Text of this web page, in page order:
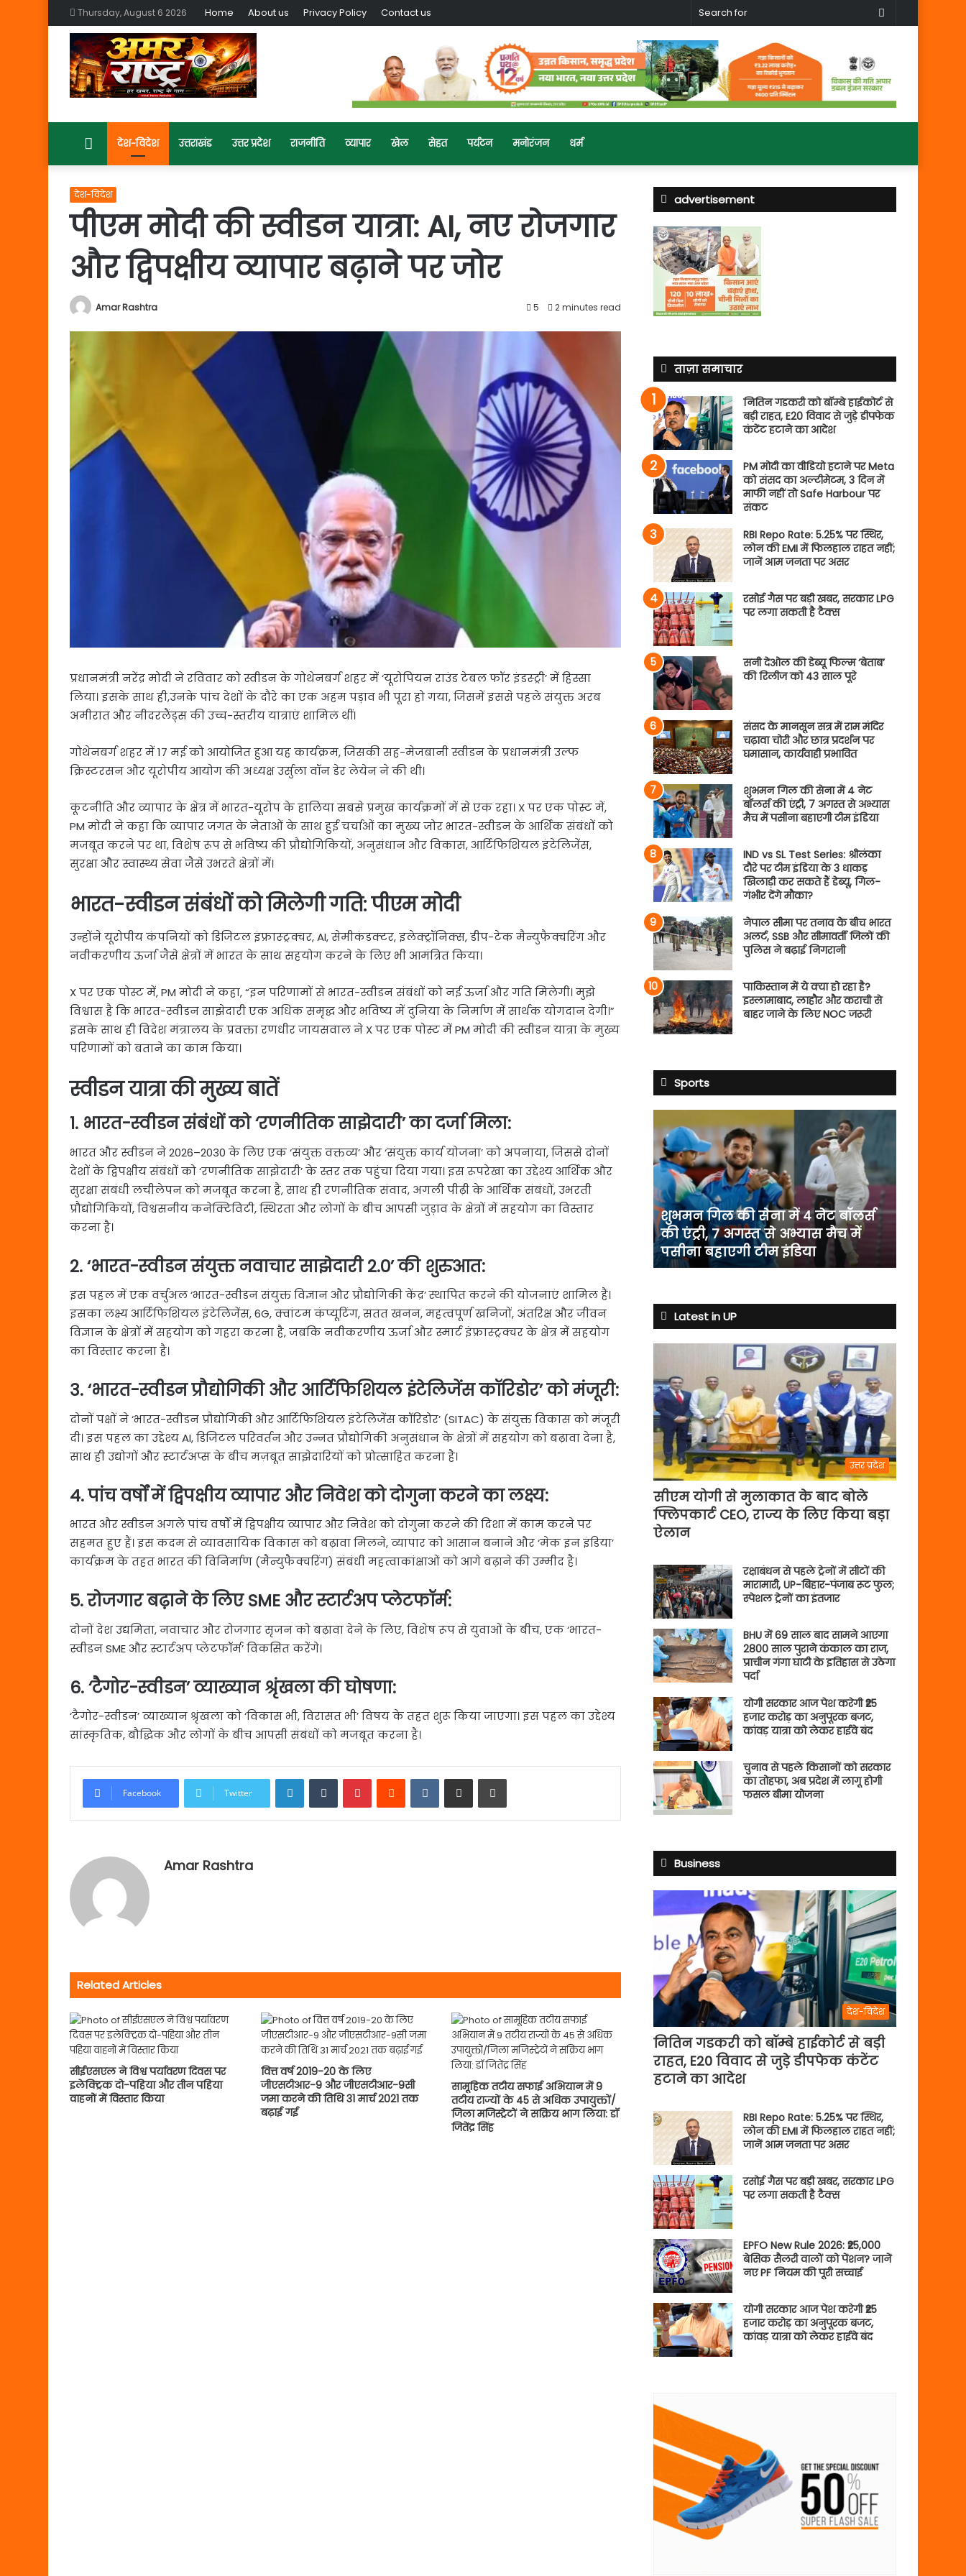
Thursday, August 6 2026 Home About us Privacy Policy Contact us
Search
Homeदेश-विदेश उत्तराखंड उत्तर प्रदेश राजनीति व्यापार खेल सेहत पर्यटन मनोरंजन धर्म
देश-विदेश
पीएम मोदी की स्वीडन यात्रा: AI, नए रोजगार
और द्विपक्षीय व्यापार बढ़ाने पर जोर
Amar Rashtra 5 2 minutes read
प्रधानमंत्री नरेंद्र मोदी ने रविवार को स्वीडन के गोथेनबर्ग शहर में ‘यूरोपियन राउंड टेबल फॉर इंडस्ट्री’ में हिस्सा
लिया। इसके साथ ही,उनके पांच देशों के दौरे का एक अहम पड़ाव भी पूरा हो गया, जिसमें इससे पहले संयुक्त अरब
अमीरात और नीदरलैंड्स की उच्च-स्तरीय यात्राएं शामिल थीं।
गोथेनबर्ग शहर में 17 मई को आयोजित हुआ यह कार्यक्रम, जिसकी सह-मेजबानी स्वीडन के प्रधानमंत्री उल्फ
क्रिस्टरसन और यूरोपीय आयोग की अध्यक्ष उर्सुला वॉन डेर लेयेन ने की थी।
कूटनीति और व्यापार के क्षेत्र में भारत-यूरोप के हालिया सबसे प्रमुख कार्यक्रमों में से एक रहा। X पर एक पोस्ट में,
PM मोदी ने कहा कि व्यापार जगत के नेताओं के साथ हुई चर्चाओं का मुख्य जोर भारत-स्वीडन के आर्थिक संबंधों को
मजबूत करने पर था, विशेष रूप से भविष्य की प्रौद्योगिकियों, अनुसंधान और विकास, आर्टिफिशियल इंटेलिजेंस,
सुरक्षा और स्वास्थ्य सेवा जैसे उभरते क्षेत्रों में।
भारत-स्वीडन संबंधों को मिलेगी गति: पीएम मोदी
उन्होंने यूरोपीय कंपनियों को डिजिटल इंफ्रास्ट्रक्चर, AI, सेमीकंडक्टर, इलेक्ट्रॉनिक्स, डीप-टेक मैन्युफैक्चरिंग और
नवीकरणीय ऊर्जा जैसे क्षेत्रों में भारत के साथ सहयोग करने के लिए भी आमंत्रित किया।
X पर एक पोस्ट में, PM मोदी ने कहा, “इन परिणामों से भारत-स्वीडन संबंधों को नई ऊर्जा और गति मिलेगी। मुझे
विश्वास है कि भारत-स्वीडन साझेदारी एक अधिक समृद्ध और भविष्य में दुनिया के निर्माण में सार्थक योगदान देगी।”
इसके साथ ही विदेश मंत्रालय के प्रवक्ता रणधीर जायसवाल ने X पर एक पोस्ट में PM मोदी की स्वीडन यात्रा के मुख्य
परिणामों को बताने का काम किया।
स्वीडन यात्रा की मुख्य बातें
1. भारत-स्वीडन संबंधों को ‘रणनीतिक साझेदारी’ का दर्जा मिला:
भारत और स्वीडन ने 2026–2030 के लिए एक ‘संयुक्त वक्तव्य’ और ‘संयुक्त कार्य योजना’ को अपनाया, जिससे दोनों
देशों के द्विपक्षीय संबंधों को ‘रणनीतिक साझेदारी’ के स्तर तक पहुंचा दिया गया। इस रूपरेखा का उद्देश्य आर्थिक और
सुरक्षा संबंधी लचीलेपन को मजबूत करना है, साथ ही रणनीतिक संवाद, अगली पीढ़ी के आर्थिक संबंधों, उभरती
प्रौद्योगिकियों, विश्वसनीय कनेक्टिविटी, स्थिरता और लोगों के बीच आपसी जुड़ाव के क्षेत्रों में सहयोग का विस्तार
करना है।
2. ‘भारत-स्वीडन संयुक्त नवाचार साझेदारी 2.0’ की शुरुआत:
इस पहल में एक वर्चुअल ‘भारत-स्वीडन संयुक्त विज्ञान और प्रौद्योगिकी केंद्र’ स्थापित करने की योजनाएं शामिल हैं।
इसका लक्ष्य आर्टिफिशियल इंटेलिजेंस, 6G, क्वांटम कंप्यूटिंग, सतत खनन, महत्वपूर्ण खनिजों, अंतरिक्ष और जीवन
विज्ञान के क्षेत्रों में सहयोग को गहरा करना है, जबकि नवीकरणीय ऊर्जा और स्मार्ट इंफ्रास्ट्रक्चर के क्षेत्र में सहयोग
का विस्तार करना है।
3. ‘भारत-स्वीडन प्रौद्योगिकी और आर्टिफिशियल इंटेलिजेंस कॉरिडोर’ को मंजूरी:
दोनों पक्षों ने ‘भारत-स्वीडन प्रौद्योगिकी और आर्टिफिशियल इंटेलिजेंस कॉरिडोर’ (SITAC) के संयुक्त विकास को मंजूरी
दी। इस पहल का उद्देश्य AI, डिजिटल परिवर्तन और उन्नत प्रौद्योगिकी अनुसंधान के क्षेत्रों में सहयोग को बढ़ावा देना है,
साथ ही उद्योगों और स्टार्टअप्स के बीच मज़बूत साझेदारियों को प्रोत्साहित करना है।
4. पांच वर्षों में द्विपक्षीय व्यापार और निवेश को दोगुना करने का लक्ष्य:
भारत और स्वीडन अगले पांच वर्षों में द्विपक्षीय व्यापार और निवेश को दोगुना करने की दिशा में काम करने पर
सहमत हुए हैं। इस कदम से व्यावसायिक विकास को बढ़ावा मिलने, व्यापार को आसान बनाने और ‘मेक इन इंडिया’
कार्यक्रम के तहत भारत की विनिर्माण (मैन्युफैक्चरिंग) संबंधी महत्वाकांक्षाओं को आगे बढ़ाने की उम्मीद है।
5. रोजगार बढ़ाने के लिए SME और स्टार्टअप प्लेटफॉर्म:
दोनों देश उद्यमिता, नवाचार और रोजगार सृजन को बढ़ावा देने के लिए, विशेष रूप से युवाओं के बीच, एक ‘भारत-
स्वीडन SME और स्टार्टअप प्लेटफॉर्म’ विकसित करेंगे।
6. ‘टैगोर-स्वीडन’ व्याख्यान श्रृंखला की घोषणा:
‘टैगोर-स्वीडन’ व्याख्यान श्रृंखला को ‘विकास भी, विरासत भी’ विषय के तहत शुरू किया जाएगा। इस पहल का उद्देश्य
सांस्कृतिक, बौद्धिक और लोगों के बीच आपसी संबंधों को मजबूत करना है।
Facebook Twitter
LinkedInTumblrPinterestReddit VKontakte
Share via Email Print
Amar Rashtra
Related Articles
सीईएसएल ने विश्व पर्यावरण दिवस पर
इलेक्ट्रिक दो-पहिया और तीन पहिया
वाहनों में विस्तार किया
वित्त वर्ष 2019-20 के लिए
जीएसटीआर-9 और जीएसटीआर-9सी
जमा करने की तिथि 31 मार्च 2021 तक
बढ़ाई गई
सामूहिक तटीय सफाई अभियान में 9
तटीय राज्यों के 45 से अधिक उपायुक्तों/
जिला मजिस्ट्रेटों ने सक्रिय भाग लिया: डॉ
जितेंद्र सिंह
advertisement
ताज़ा समाचार
नितिन गडकरी को बॉम्बे हाईकोर्ट से
बड़ी राहत, E20 विवाद से जुड़े डीपफेक
कंटेंट हटाने का आदेश
PM मोदी का वीडियो हटाने पर Meta
को संसद का अल्टीमेटम, 3 दिन में
माफी नहीं तो Safe Harbour पर
संकट
RBI Repo Rate: 5.25% पर स्थिर,
लोन की EMI में फिलहाल राहत नहीं;
जानें आम जनता पर असर
रसोई गैस पर बड़ी खबर, सरकार LPG
पर लगा सकती है टैक्स
सनी देओल की डेब्यू फिल्म ‘बेताब’
की रिलीज को 43 साल पूरे
संसद के मानसून सत्र में राम मंदिर
चढ़ावा चोरी और छात्र प्रदर्शन पर
घमासान, कार्यवाही प्रभावित
शुभमन गिल की सेना में 4 नेट
बॉलर्स की एंट्री, 7 अगस्त से अभ्यास
मैच में पसीना बहाएगी टीम इंडिया
IND vs SL Test Series: श्रीलंका
दौरे पर टीम इंडिया के 3 धाकड़
खिलाड़ी कर सकते हैं डेब्यू, गिल-
गंभीर देंगे मौका?
नेपाल सीमा पर तनाव के बीच भारत
अलर्ट, SSB और सीमावर्ती जिलों की
पुलिस ने बढ़ाई निगरानी
पाकिस्तान में ये क्या हो रहा है?
इस्लामाबाद, लाहौर और कराची से
बाहर जाने के लिए NOC जरूरी
Sports
गिल
की
सेना
4
नेट
बॉलर्स
की
एंट्री,
7
अभ्यास
मैच
में
बहाएगी
टीम
इंडिया
शुभमन गिल की सेना में 4 नेट बॉलर्स
की एंट्री, 7 अगस्त से अभ्यास मैच में
पसीना बहाएगी टीम इंडिया
Latest in UP
उत्तर प्रदेश
सीएम योगी से मुलाकात के बाद बोले
फ्लिपकार्ट CEO, राज्य के लिए किया बड़ा
ऐलान
रक्षाबंधन से पहले ट्रेनों में सीटों की
मारामारी, UP-बिहार-पंजाब रूट फुल;
स्पेशल ट्रेनों का इंतजार
BHU में 69 साल बाद सामने आएगा
2800 साल पुराने कंकाल का राज,
प्राचीन गंगा घाटी के इतिहास से उठेगा
पर्दा
योगी सरकार आज पेश करेगी ₹25
हजार करोड़ का अनुपूरक बजट,
कांवड़ यात्रा को लेकर हाईवे बंद
चुनाव से पहले किसानों को सरकार
का तोहफा, अब प्रदेश में लागू होगी
फसल बीमा योजना
Business
देश-विदेश
नितिन गडकरी को बॉम्बे हाईकोर्ट से बड़ी
राहत, E20 विवाद से जुड़े डीपफेक कंटेंट
हटाने का आदेश
RBI Repo Rate: 5.25% पर स्थिर,
लोन की EMI में फिलहाल राहत नहीं;
जानें आम जनता पर असर
रसोई गैस पर बड़ी खबर, सरकार LPG
पर लगा सकती है टैक्स
EPFO New Rule 2026: ₹25,000
बेसिक सैलरी वालों को पेंशन? जानें
नए PF नियम की पूरी सच्चाई
योगी सरकार आज पेश करेगी ₹25
हजार करोड़ का अनुपूरक बजट,
कांवड़ यात्रा को लेकर हाईवे बंद